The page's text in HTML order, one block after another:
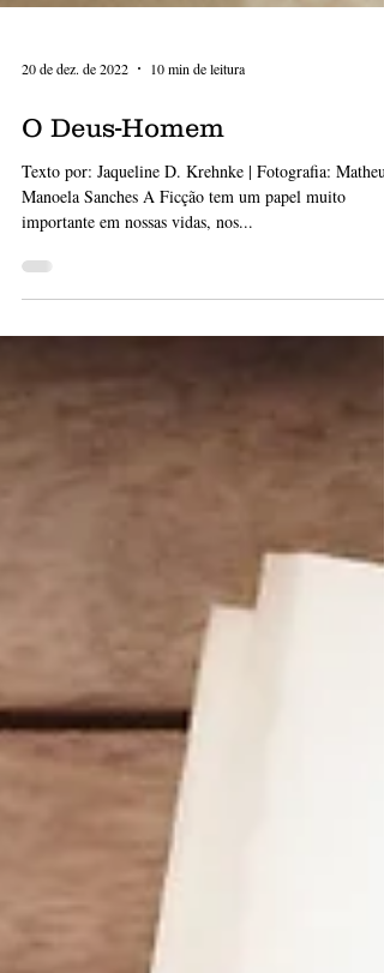
20 de dez. de 2022 10 min de leitura
O Deus-Homem
Texto por: Jaqueline D. Krehnke | Fotografia:
importante em nossas vidas, nos...